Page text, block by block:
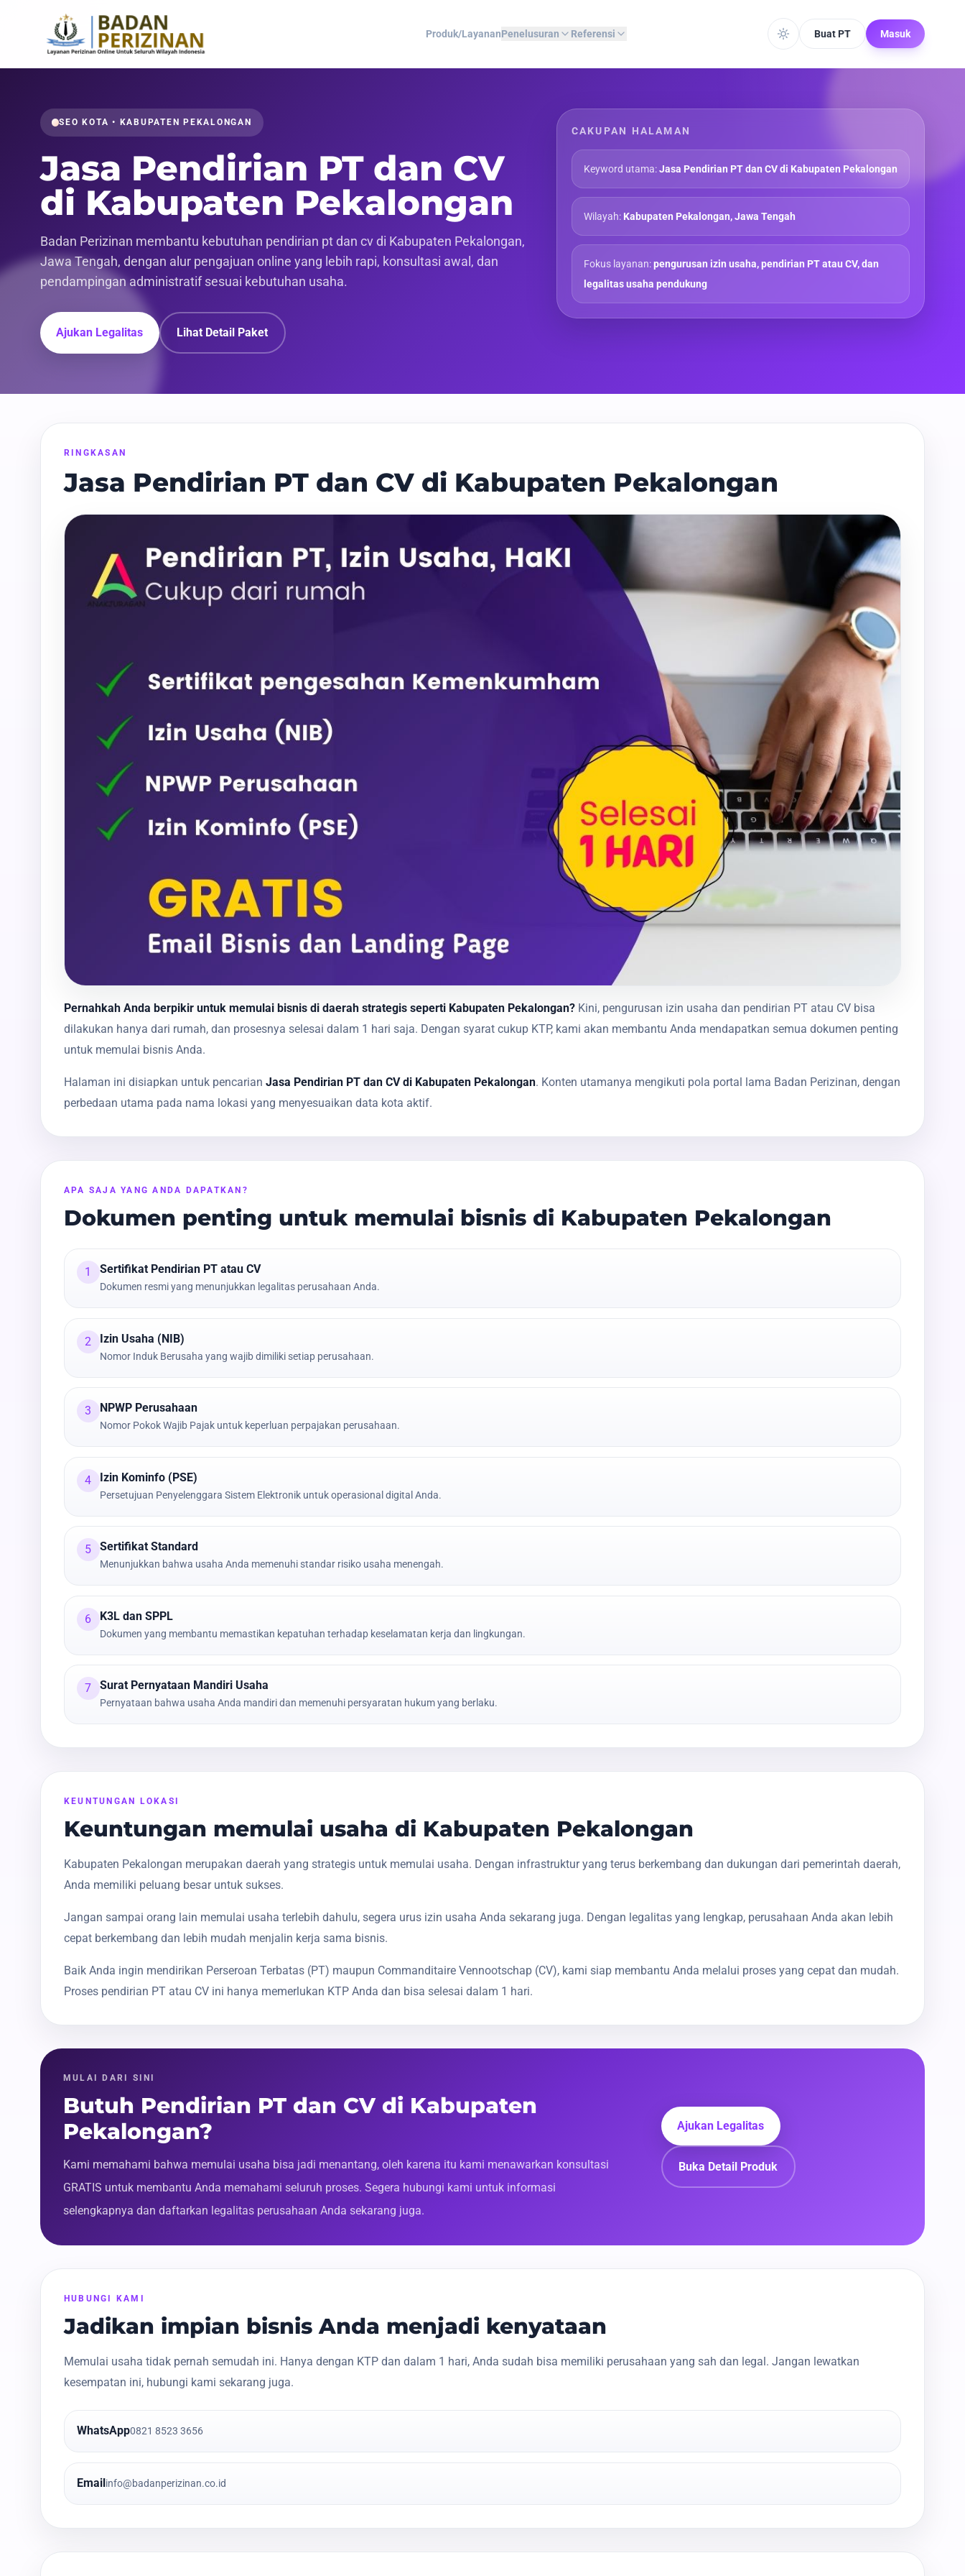
Produk/LayananPenelusuran Referensi Buat PT Masuk
SEO KOTA • KABUPATEN PEKALONGAN
Jasa Pendirian PT dan CV
di Kabupaten Pekalongan
Badan Perizinan membantu kebutuhan pendirian pt dan cv di Kabupaten Pekalongan,
Jawa Tengah, dengan alur pengajuan online yang lebih rapi, konsultasi awal, dan
pendampingan administratif sesuai kebutuhan usaha.
Ajukan Legalitas Lihat Detail Paket
CAKUPAN HALAMAN
Keyword utama:Jasa Pendirian PT dan CV di Kabupaten Pekalongan
Wilayah: Kabupaten Pekalongan, Jawa Tengah
Fokus layanan:pengurusan izin usaha, pendirian PT atau CV, dan
legalitas usaha pendukung
RINGKASAN
Jasa Pendirian PT dan CV di Kabupaten Pekalongan
Pernahkah Anda berpikir untuk memulai bisnis di daerah strategis seperti Kabupaten Pekalongan? Kini, pengurusan izin usaha dan pendirian PT atau CV bisa
dilakukan hanya dari rumah, dan prosesnya selesai dalam 1 hari saja. Dengan syarat cukup KTP, kami akan membantu Anda mendapatkan semua dokumen penting
untuk memulai bisnis Anda.
Halaman ini disiapkan untuk pencarian Jasa Pendirian PT dan CV di Kabupaten Pekalongan. Konten utamanya mengikuti pola portal lama Badan Perizinan, dengan
perbedaan utama pada nama lokasi yang menyesuaikan data kota aktif.
APA SAJA YANG ANDA DAPATKAN?
Dokumen penting untuk memulai bisnis di Kabupaten Pekalongan
1 Sertifikat Pendirian PT atau CV
Dokumen resmi yang menunjukkan legalitas perusahaan Anda.
2 Izin Usaha (NIB)
Nomor Induk Berusaha yang wajib dimiliki setiap perusahaan.
3 NPWP Perusahaan
Nomor Pokok Wajib Pajak untuk keperluan perpajakan perusahaan.
4 Izin Kominfo (PSE)
Persetujuan Penyelenggara Sistem Elektronik untuk operasional digital Anda.
5 Sertifikat Standard
Menunjukkan bahwa usaha Anda memenuhi standar risiko usaha menengah.
6 K3L dan SPPL
Dokumen yang membantu memastikan kepatuhan terhadap keselamatan kerja dan lingkungan.
7 Surat Pernyataan Mandiri Usaha
Pernyataan bahwa usaha Anda mandiri dan memenuhi persyaratan hukum yang berlaku.
KEUNTUNGAN LOKASI
Keuntungan memulai usaha di Kabupaten Pekalongan
Kabupaten Pekalongan merupakan daerah yang strategis untuk memulai usaha. Dengan infrastruktur yang terus berkembang dan dukungan dari pemerintah daerah,
Anda memiliki peluang besar untuk sukses.
Jangan sampai orang lain memulai usaha terlebih dahulu, segera urus izin usaha Anda sekarang juga. Dengan legalitas yang lengkap, perusahaan Anda akan lebih
cepat berkembang dan lebih mudah menjalin kerja sama bisnis.
Baik Anda ingin mendirikan Perseroan Terbatas (PT) maupun Commanditaire Vennootschap (CV), kami siap membantu Anda melalui proses yang cepat dan mudah.
Proses pendirian PT atau CV ini hanya memerlukan KTP Anda dan bisa selesai dalam 1 hari.
MULAI DARI SINI
Butuh Pendirian PT dan CV di Kabupaten
Pekalongan?
Kami memahami bahwa memulai usaha bisa jadi menantang, oleh karena itu kami menawarkan konsultasi
GRATIS untuk membantu Anda memahami seluruh proses. Segera hubungi kami untuk informasi
selengkapnya dan daftarkan legalitas perusahaan Anda sekarang juga.
Ajukan Legalitas
Buka Detail Produk
HUBUNGI KAMI
Jadikan impian bisnis Anda menjadi kenyataan
Memulai usaha tidak pernah semudah ini. Hanya dengan KTP dan dalam 1 hari, Anda sudah bisa memiliki perusahaan yang sah dan legal. Jangan lewatkan
kesempatan ini, hubungi kami sekarang juga.
WhatsApp0821 8523 3656
Emailinfo@badanperizinan.co.id